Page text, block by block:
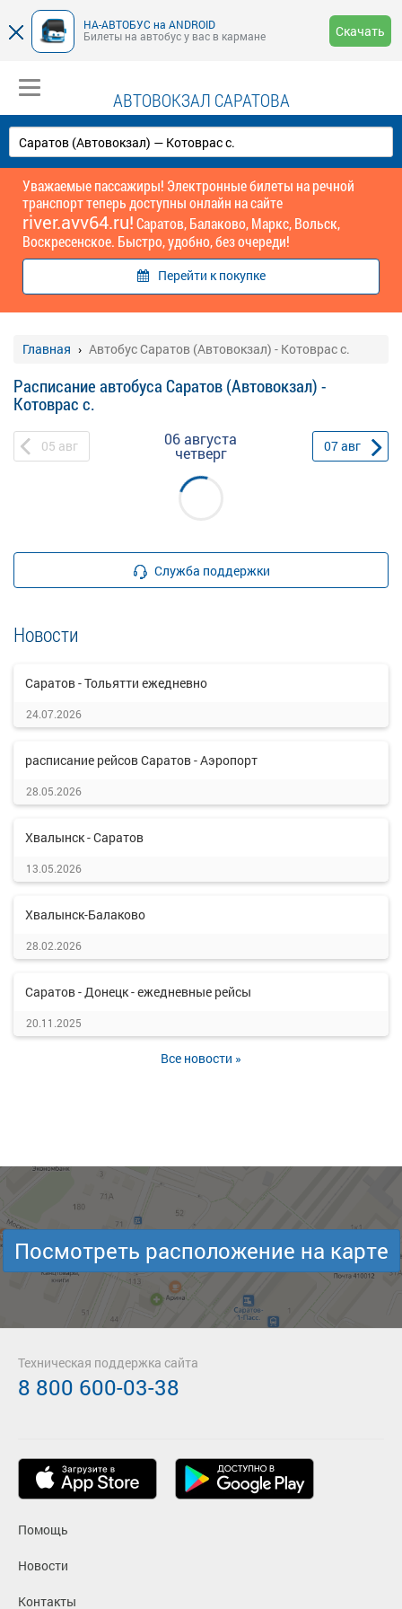
НА-АВТОБУС на ANDROID
Билеты на автобус у вас в кармане
Скачать
АВТОВОКЗАЛ САРАТОВА
Уважаемые пассажиры! Электронные билеты на речной
транспорт теперь доступны онлайн на сайте
river.avv64.ru!Саратов, Балаково, Маркс, Вольск,
Воскресенское. Быстро, удобно, без очереди!
Перейти к покупке
Главная Автобус Саратов (Автовокзал) - Котоврас с.
Расписание автобуса Саратов (Автовокзал) -
Котоврас с.
05 авг 06 августа
четверг 07авг
Служба поддержки
Новости
Саратов - Тольятти ежедневно
24.07.2026
расписание рейсов Саратов - Аэропорт
28.05.2026
Хвалынск - Саратов
13.05.2026
Хвалынск-Балаково
28.02.2026
Саратов - Донецк - ежедневные рейсы
20.11.2025
Все новости »
Посмотреть расположение на карте
Помощь
Новости
Контакты
Техническая поддержка сайта
8 800 600-03-38